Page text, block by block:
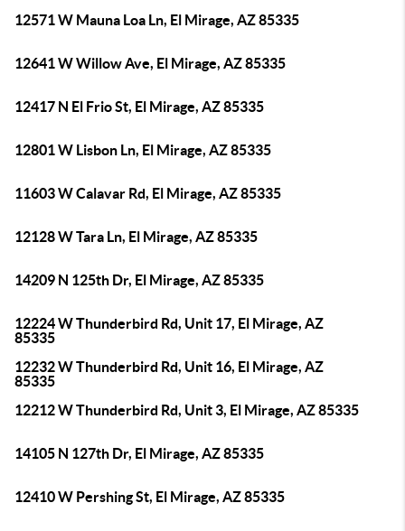
12571 W Mauna Loa Ln, El Mirage, AZ 85335
12641 W Willow Ave, El Mirage, AZ 85335
12417 N El Frio St, El Mirage, AZ 85335
12801 W Lisbon Ln, El Mirage, AZ 85335
11603 W Calavar Rd, El Mirage, AZ 85335
12128 W Tara Ln, El Mirage, AZ 85335
14209 N 125th Dr, El Mirage, AZ 85335
12224 W Thunderbird Rd, Unit 17, El Mirage, AZ
85335
12232 W Thunderbird Rd, Unit 16, El Mirage, AZ
85335
12212 W Thunderbird Rd, Unit 3, El Mirage, AZ 85335
14105 N 127th Dr, El Mirage, AZ 85335
12410 W Pershing St, El Mirage, AZ 85335